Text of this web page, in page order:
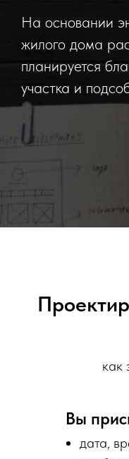
На основании
жилого дома
планируется
участка и
как
Вы
дата,